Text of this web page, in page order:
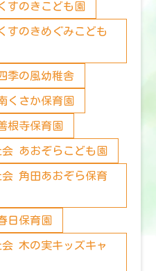
すのきこども園
すのきめぐみこども
季の風幼稚舎
くさか保育園
根寺保育園
あおぞらこども園
角田あおぞら保育
日保育園
木の実キッズキャ